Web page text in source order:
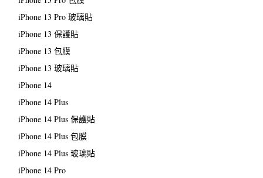
iPhone 13 Pro 玻璃貼
iPhone 13 保護貼
iPhone 13 包膜
iPhone 13 玻璃貼
iPhone 14
iPhone 14 Plus
iPhone 14 Plus 保護貼
iPhone 14 Plus 包膜
iPhone 14 Plus 玻璃貼
iPhone 14 Pro